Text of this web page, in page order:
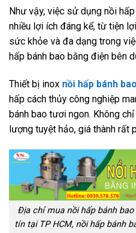
Như vậy, việc sử dụng nồi
nhiều lợi ích đáng kể, từ tiện
sức khỏe và đa dạng trong
hấp bánh bao bằng điện bên
Thiết bị inox nồi hấp bánh
hấp cách thủy công nghiệp
bánh bao tươi ngon. Không
lượng tuyệt hảo, giá thành rất
Địa chỉ mua nồi hấp bánh
tín tại TP HCM, nồi hấp bánh